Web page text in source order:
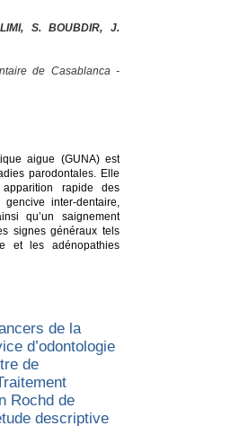
S. BOUBDIR, J.
de Casablanca -
aigue (GUNA) est
parodontales. Elle
rapide des
inter-dentaire,
qu’un saignement
signes généraux tels
et les adénopathies
de la
d’odontologie
de
Rochd de
descriptive